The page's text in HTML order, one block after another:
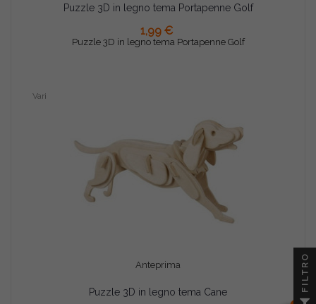
Puzzle 3D in legno tema Portapenne Golf
1,99 €
Puzzle 3D in legno tema Portapenne Golf
AGGIUNGI AL CARRELLO
Anteprima
Vari
Puzzle 3D in legno tema Cane FILTRO